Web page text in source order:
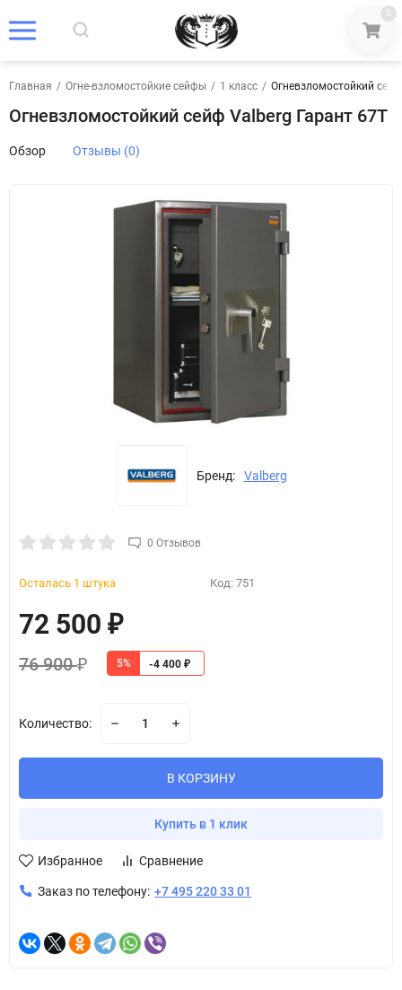
0
Главная / Огне-взломостойкие сейфы / 1 класс / Огневзломостойкий
Огневзломостойкий сейф Valberg Гарант 67T
Обзор Отзывы (0)
Бренд: Valberg
0 Отзывов
Осталась 1 штука Код: 751
72 500 ₽
76 900₽ 5% -4 400 ₽
Количество:
В КОРЗИНУ
Купить в 1 клик
Избранное Сравнение
Заказ по телефону: +7 495 220 33 01